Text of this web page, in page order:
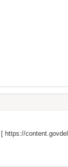
[ https://